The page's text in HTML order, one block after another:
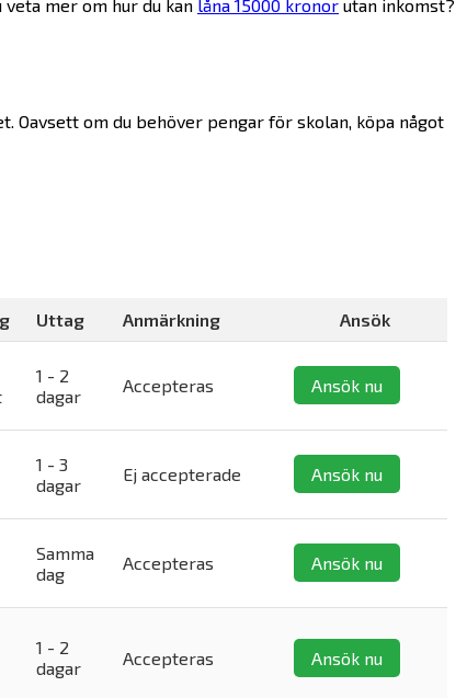
mer om hur du kan låna 15000 kronor utan inkomst?
Oavsett om du behöver pengar för skolan, köpa något
Uttag Anmärkning Ansök
1 - 2
dagar
Accepteras Ansök nu
1 - 3
dagar
Ej accepterade Ansök nu
Samma
dag
Accepteras Ansök nu
1 - 2
dagar
Accepteras Ansök nu